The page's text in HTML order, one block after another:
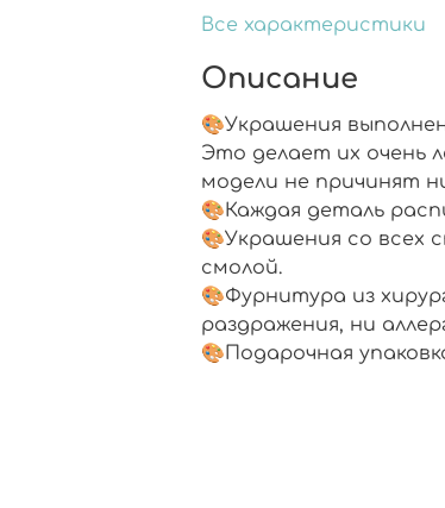
Все характеристики
Описание
🎨Украшения
Это делает их очень
модели не причинят
🎨Каждая деталь
🎨Украшения со всех
смолой.
🎨Фурнитура из
раздражения, ни
🎨Подарочная